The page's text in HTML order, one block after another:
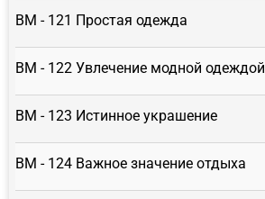
ВМ - 121 Простая одежда
ВМ - 122 Увлечение модной одеждой
ВМ - 123 Истинное украшение
ВМ - 124 Важное значение отдыха